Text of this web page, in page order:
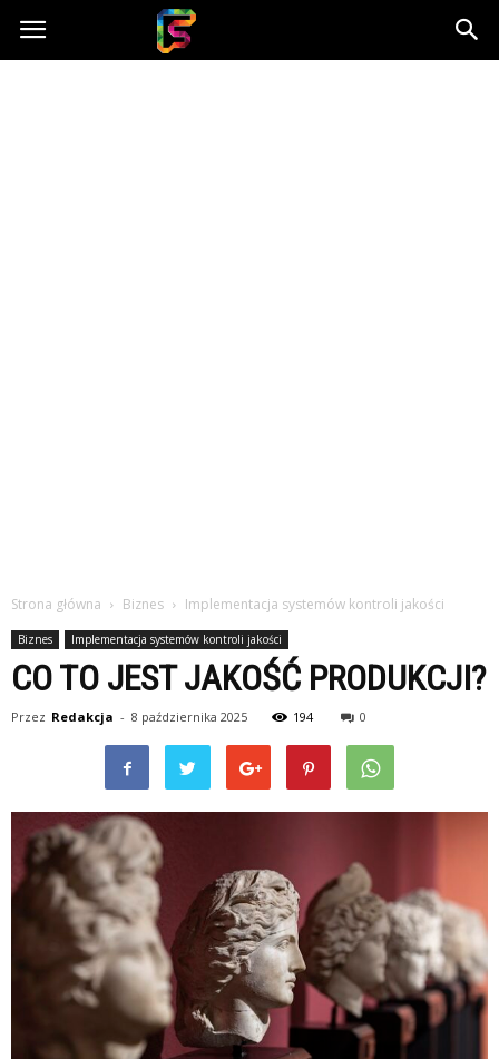
Fasingenergia.pl
Strona główna Biznes Implementacja systemów kontroli jakości
Biznes Implementacja systemów kontroli jakości
CO TO JEST JAKOŚĆ PRODUKCJI?
Przez Redakcja - 8 października 2025 194 0